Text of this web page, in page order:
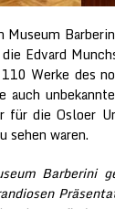
Edvard
Werke des
für die Osloer
sehen waren.
Barberini